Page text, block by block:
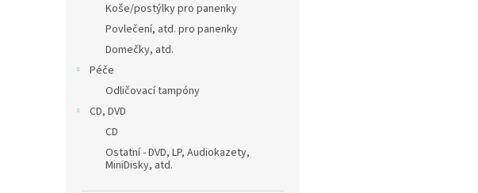
Koše/postýlky pro panenky
Povlečení, atd. pro panenky
Domečky, atd.
Péče
Odličovací tampóny
CD, DVD
CD
Ostatní - DVD, LP, Audiokazety,
MiniDisky, atd.